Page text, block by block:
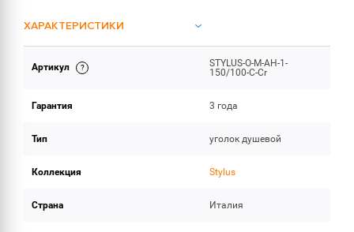
ХАРАКТЕРИСТИКИ
ОБЪЕМ ПОСТАВКИ
Артикул
STYLUS-O-M-AH-1-
150/100-C-Cr
Гарантия 3 года
Тип уголок душевой
Коллекция Stylus
Страна Италия